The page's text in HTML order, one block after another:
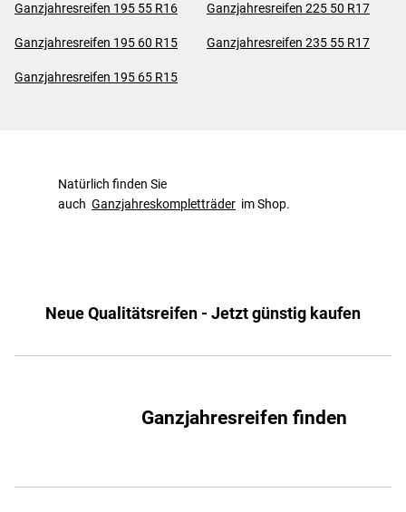
Ganzjahresreifen 195 55 R16
Ganzjahresreifen 195 60 R15
Ganzjahresreifen 195 65 R15
Ganzjahresreifen 225 50 R17
Ganzjahresreifen 235 55 R17
Natürlich finden Sie
auch Ganzjahreskompletträder im Shop.
Neue Qualitätsreifen - Jetzt günstig kaufen
Ganzjahresreifen finden